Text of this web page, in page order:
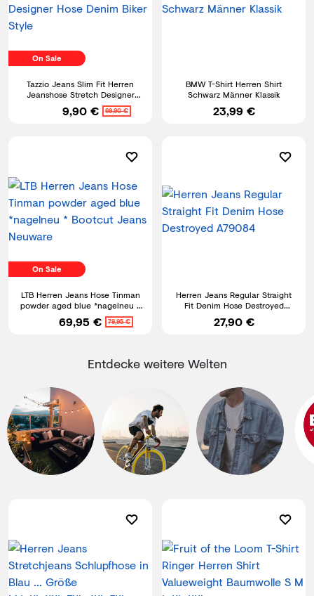
On Sale
Tazzio Jeans Slim Fit Herren
Jeanshose Stretch Designer
Hose Denim Biker Style
9,90 € 69,90 €
BMW T-Shirt Herren Shirt
Schwarz Männer Klassik
23,99 €
On Sale
LTB Herren Jeans Hose Tinman
powder aged blue *nagelneu *
Bootcut Jeans Neuware
69,95 € 79,95 €
Herren Jeans Regular Straight
Fit Denim Hose Destroyed
A79084
27,90 €
Entdecke weitere Welten